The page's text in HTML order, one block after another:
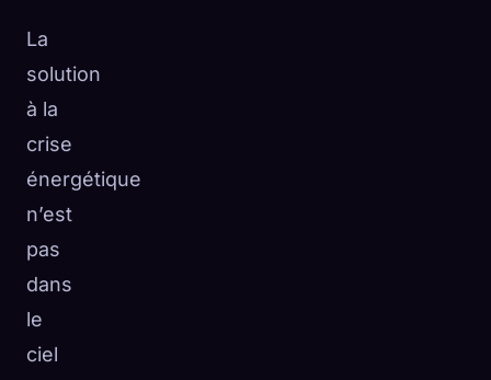
La
solution
à la
crise
énergétique
n’est
pas
dans
le
ciel
DÉCOUVERT